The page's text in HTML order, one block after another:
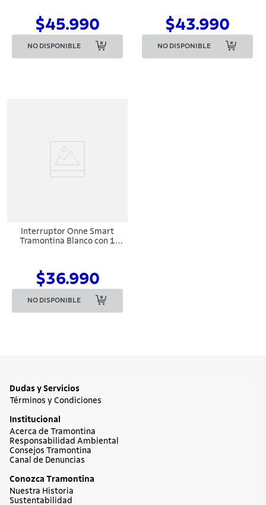
$45.990
NO DISPONIBLE
$43.990
NO DISPONIBLE
Interruptor Onne Smart
Tramontina Blanco con 1
$36.990
NO DISPONIBLE
Dudas y Servicios
Términos y Condiciones
Institucional
Acerca de Tramontina
Responsabilidad Ambiental
Consejos Tramontina
Canal de Denuncias
Conozca Tramontina
Nuestra Historia
Sustentabilidad